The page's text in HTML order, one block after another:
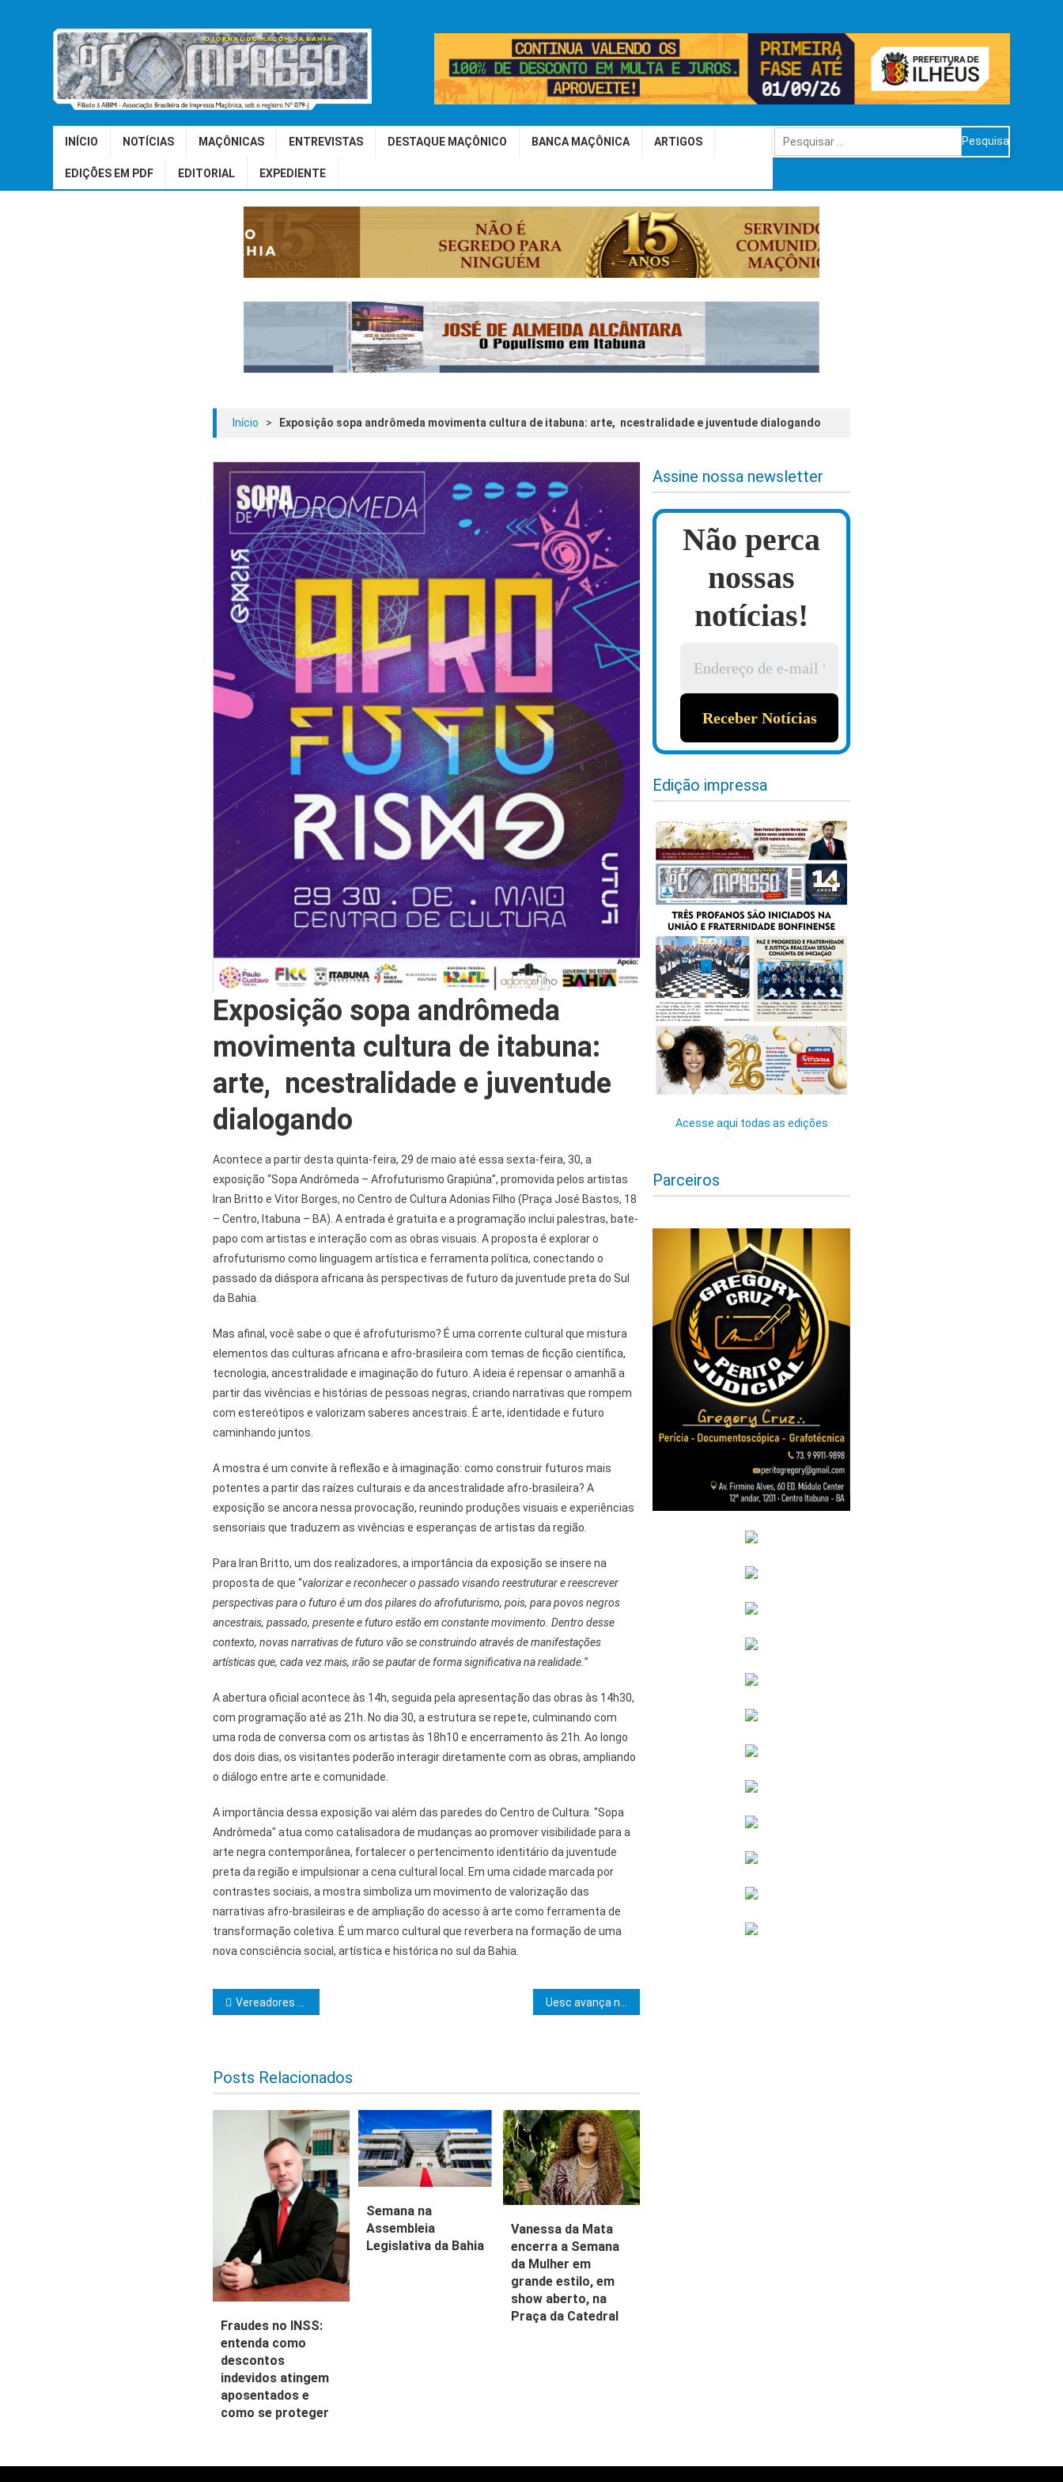
INÍCIO NOTÍCIAS MAÇÔNICAS ENTREVISTAS DESTAQUE MAÇÔNICO BANCA MAÇÔNICA ARTIGOS
EDIÇÕES EM PDF EDITORIAL EXPEDIENTE
Pesquisar
por:
Início > Exposição sopa andrômeda movimenta cultura de itabuna: arte, ncestralidade e juventude dialogando
Exposição sopa andrômeda
movimenta cultura de itabuna:
arte, ncestralidade e juventude
dialogando
Acontece a partir desta quinta-feira, 29 de maio até essa sexta-feira, 30, a
exposição “Sopa Andrômeda – Afrofuturismo Grapiúna”, promovida pelos artistas
Iran Britto e Vitor Borges, no Centro de Cultura Adonias Filho (Praça José Bastos, 18
– Centro, Itabuna – BA). A entrada é gratuita e a programação inclui palestras, bate-
papo com artistas e interação com as obras visuais. A proposta é explorar o
afrofuturismo como linguagem artística e ferramenta política, conectando o
passado da diáspora africana às perspectivas de futuro da juventude preta do Sul
da Bahia.
Mas afinal, você sabe o que é afrofuturismo? É uma corrente cultural que mistura
elementos das culturas africana e afro-brasileira com temas de ficção científica,
tecnologia, ancestralidade e imaginação do futuro. A ideia é repensar o amanhã a
partir das vivências e histórias de pessoas negras, criando narrativas que rompem
com estereótipos e valorizam saberes ancestrais. É arte, identidade e futuro
caminhando juntos.
A mostra é um convite à reflexão e à imaginação: como construir futuros mais
potentes a partir das raízes culturais e da ancestralidade afro-brasileira? A
exposição se ancora nessa provocação, reunindo produções visuais e experiências
sensoriais que traduzem as vivências e esperanças de artistas da região.
Para Iran Britto, um dos realizadores, a importância da exposição se insere na
proposta de que “valorizar e reconhecer o passado visando reestruturar e reescrever
perspectivas para o futuro é um dos pilares do afrofuturismo, pois, para povos negros
ancestrais, passado, presente e futuro estão em constante movimento. Dentro desse
contexto, novas narrativas de futuro vão se construindo através de manifestações
artísticas que, cada vez mais, irão se pautar de forma significativa na realidade.”
A abertura oficial acontece às 14h, seguida pela apresentação das obras às 14h30,
com programação até as 21h. No dia 30, a estrutura se repete, culminando com
uma roda de conversa com os artistas às 18h10 e encerramento às 21h. Ao longo
dos dois dias, os visitantes poderão interagir diretamente com as obras, ampliando
o diálogo entre arte e comunidade.
A importância dessa exposição vai além das paredes do Centro de Cultura. "Sopa
Andrômeda" atua como catalisadora de mudanças ao promover visibilidade para a
arte negra contemporânea, fortalecer o pertencimento identitário da juventude
preta da região e impulsionar a cena cultural local. Em uma cidade marcada por
contrastes sociais, a mostra simboliza um movimento de valorização das
narrativas afro-brasileiras e de ampliação do acesso à arte como ferramenta de
transformação coletiva. É um marco cultural que reverbera na formação de uma
nova consciência social, artística e histórica no sul da Bahia.
Navegação de Post
Vereadores buscam esclarecimentos após demissão de servidores Uesc avança na modernização tecnológica com ampliação da rede Wi-Fi e investimento estratégico
Posts Relacionados
Fraudes no INSS:
entenda como
descontos
indevidos atingem
aposentados e
como se proteger
Semana na
Assembleia
Legislativa da Bahia
Vanessa da Mata
encerra a Semana
da Mulher em
grande estilo, em
show aberto, na
Praça da Catedral
Assine nossa newsletter
Não perca
nossas
notícias!
Edição impressa
Acesse aqui todas as edições
Parceiros